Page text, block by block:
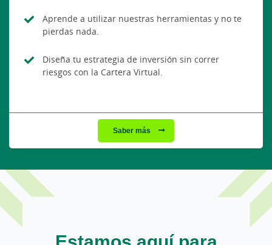
Aprende a utilizar nuestras herramientas y no te
pierdas nada.
Diseña tu estrategia de inversión sin correr
riesgos con la Cartera Virtual.
Saber más